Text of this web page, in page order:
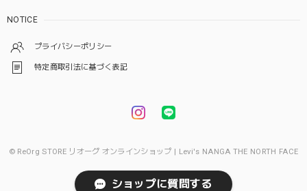
NOTICE
プライバシーポリシー
特定商取引法に基づく表記
© ReOrg STORE リオーグ オンラインショップ | Levi's NANGA THE NORTH FACE
ショップに質問する